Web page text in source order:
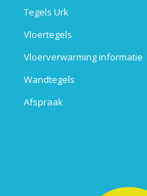
Tegels Urk
Vloertegels
Vloerverwarming informatie
Wandtegels
Afspraak